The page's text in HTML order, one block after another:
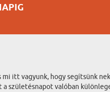
itt vagyunk, hogy segítsünk
valóban